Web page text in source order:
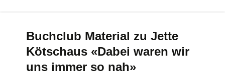
Buchclub Material zu Jette
Kötschaus «Dabei waren wir
uns immer so nah»